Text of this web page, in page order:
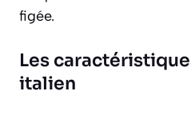
figée.
Les
italien